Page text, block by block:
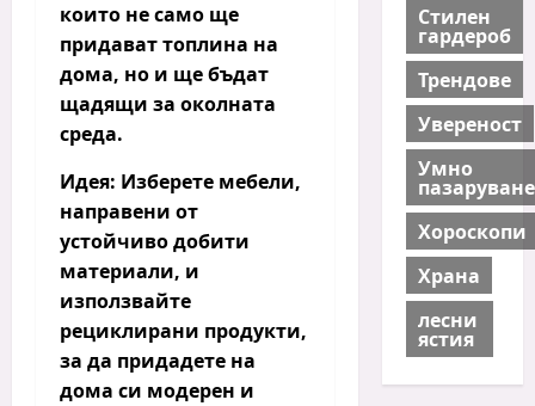
които не само ще
придават топлина на
дома, но и ще бъдат
щадящи за околната
среда.
Идея: Изберете мебели,
направени от
устойчиво добити
материали, и
използвайте
рециклирани продукти,
за да придадете на
дома си модерен и
Стилен
гардероб
Трендове
Увереност
Умно
пазаруване
Хороскопи
Храна
лесни
ястия